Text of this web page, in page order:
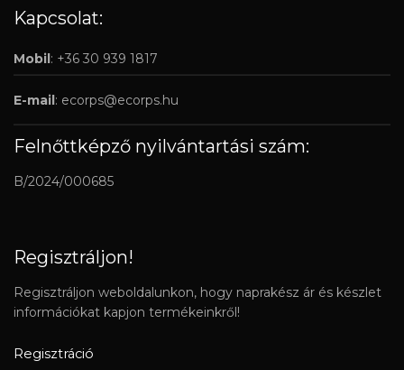
Kapcsolat:
Mobil: +36 30 939 1817
E-mail: ecorps@ecorps.hu
Felnőttképző nyilvántartási szám:
B/2024/000685
Regisztráljon!
Regisztráljon weboldalunkon, hogy naprakész ár és készlet
információkat kapjon termékeinkről!
Regisztráció